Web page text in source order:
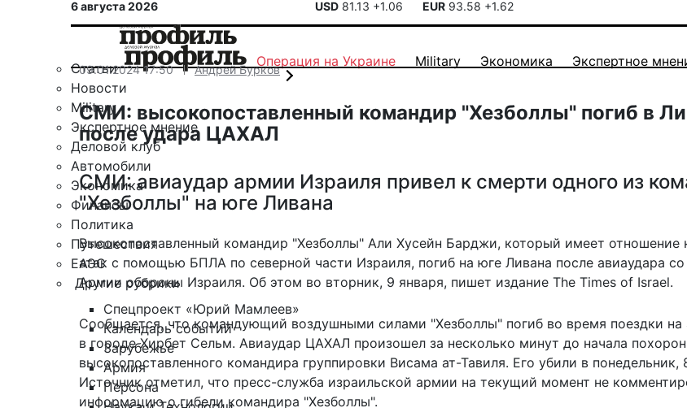
6 августа 2026 USD 81.13 +1.06 EUR 93.58 +1.62
Статьи
Новости
Military
Экспертное мнение
Деловой клуб
Автомобили
Экономика
Финансы
Политика
Путешествия
ЕАЭС
Другие рубрики
Спецпроект «Юрий Мамлеев»
Календарь событий
Зарубежье
Армия
Персона
Операция на Украине Military Экономика Экспертное
09.01.2024 17:50 Андрей Бурков
СМИ: высокопоставленный командир "Хезболлы" погиб в
после удара ЦАХАЛ
СМИ: авиаудар армии Израиля привел к смерти одного из
"Хезболлы" на юге Ливана
Высокопоставленный командир "Хезболлы" Али Хусейн Барджи, который имеет отношение
атак с помощью БПЛА по северной части Израиля, погиб на юге Ливана после авиаудара
Армии обороны Израиля. Об этом во вторник, 9 января, пишет издание The Times of Israel.
Сообщается, что командующий воздушными силами "Хезболлы" погиб во время поездки на
в городе Хирбет Сельм. Авиаудар ЦАХАЛ произошел за несколько минут до начала
высокопоставленного командира группировки Висама ат-Тавиля. Его убили в понедельник,
Источник отметил, что пресс-служба израильской армии на текущий момент не
информацию о гибели командира "Хезболлы".